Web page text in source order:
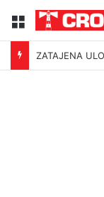
Menu
ZATAJENA